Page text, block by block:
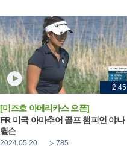
2:45
[미즈호 아메리카스 오픈]
FR 미국 아마추어 골프 챔피언 야나
윌슨
2024.05.20 785